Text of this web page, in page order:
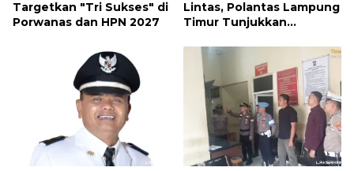
Targetkan "Tri Sukses" di
Porwanas dan HPN 2027
Lintas, Polantas Lampung
Timur Tunjukkan